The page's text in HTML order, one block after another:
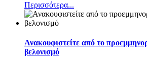
Περισσότερα...
Ανακουφιστείτε από το
βελονισμό